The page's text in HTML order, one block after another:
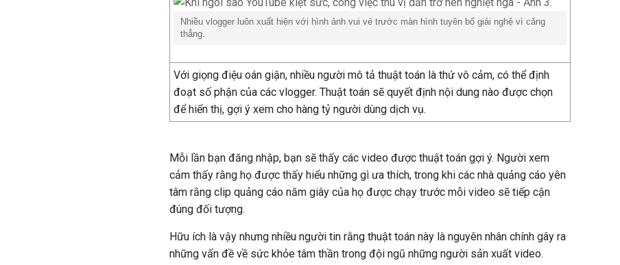
Nhiều vlogger luôn xuất hiện với hình ảnh vui vẻ trước màn hình tuyên bố giải nghệ vì căng
thẳng.
Với giọng điệu oán giận, nhiều người mô tả thuật toán là thứ vô cảm, có thể định
đoạt số phận của các vlogger. Thuật toán sẽ quyết định nội dung nào được chọn
để hiển thị, gợi ý xem cho hàng tỷ người dùng dịch vụ.
Mỗi lần bạn đăng nhập, bạn sẽ thấy các video được thuật toán gợi ý. Người xem
cảm thấy rằng họ được thấy hiểu những gì ưa thích, trong khi các nhà quảng cáo yên
tâm rằng clip quảng cáo năm giây của họ được chạy trước mỗi video sẽ tiếp cận
đúng đối tượng.
Hữu ích là vậy nhưng nhiều người tin rằng thuật toán này là nguyên nhân chính gây ra
những vấn đề về sức khỏe tâm thần trong đội ngũ những người sản xuất video.